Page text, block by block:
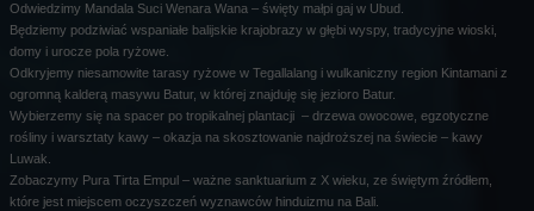
Odwiedzimy Mandala Suci Wenara Wana – święty małpi gaj w Ubud.
Będziemy podziwiać wspaniałe balijskie krajobrazy w głębi wyspy, tradycyjne wioski,
domy i urocze pola ryżowe.
Odkryjemy niesamowite tarasy ryżowe w Tegallalang i wulkaniczny region Kintamani z
ogromną kalderą masywu Batur, w której znajduję się jezioro Batur.
Wybierzemy się na spacer po tropikalnej plantacji – drzewa owocowe, egzotyczne
rośliny i warsztaty kawy – okazja na skosztowanie najdroższej na świecie – kawy
Luwak.
Zobaczymy Pura Tirta Empul – ważne sanktuarium z X wieku, ze świętym źródłem,
które jest miejscem oczyszczeń wyznawców hinduizmu na Bali.